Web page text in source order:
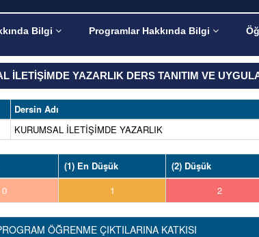
Bilgi Programlar Hakkında Bilgi
İLETİŞİMDE YAZARLIK DERS TANITIM VE
Dersin Adı
KURUMSAL İLETİŞİMDE YAZARLIK
(1) En Düşük (2) Düşük
0
1 2
ÖĞRENME ÇIKTILARINA KATKISI